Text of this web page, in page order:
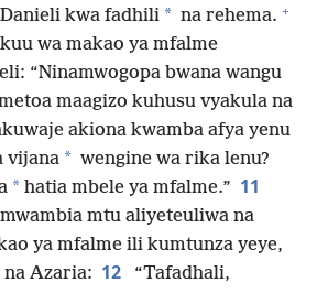
kwa fadhili * na rehema. +
wa makao ya mfalme
“Ninamwogopa bwana wangu
maagizo kuhusu vyakula na
akiona kwamba afya yenu
vijana * wengine wa rika lenu?
* hatia mbele ya mfalme.” 11
mtu aliyeteuliwa na
ya mfalme ili kumtunza yeye,
Azaria: 12
“Tafadhali,